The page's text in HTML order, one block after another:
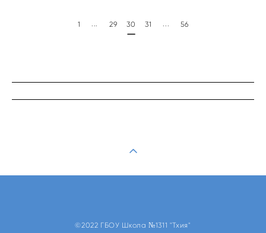
1 ... 29 30 31 ... 56
©2022 ГБОУ Школа №1311 "Тхия"